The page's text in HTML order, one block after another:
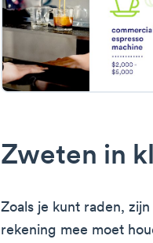
Zweten in
Zoals je kunt raden,
rekening mee moet